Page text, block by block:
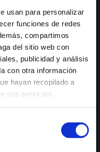
usan para personalizar
funciones de redes
compartimos
del sitio web con
publicidad y análisis
con otra información
hayan recopilado a
sus servicios.